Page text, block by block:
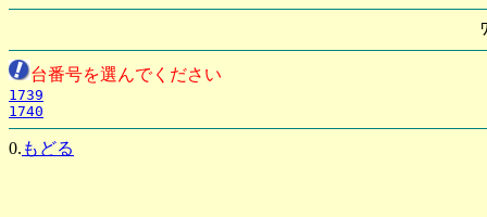
台番号を選んでください
1739
1740
0. もどる